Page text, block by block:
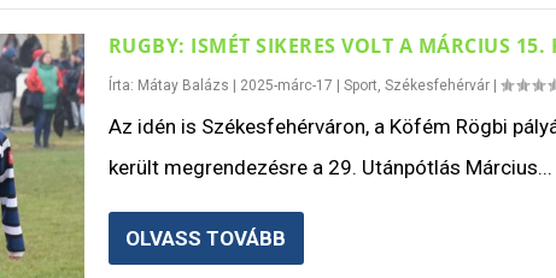
RUGBY: ISMÉT SIKERES VOLT A MÁRCIUS 15.
Írta: Mátay Balázs 2025-márc-17 Sport, Székesfehérvár|
Az idén is Székesfehérváron, a Köfém Rögbi
került megrendezésre a 29. Utánpótlás Március...
OLVASS TOVÁBB